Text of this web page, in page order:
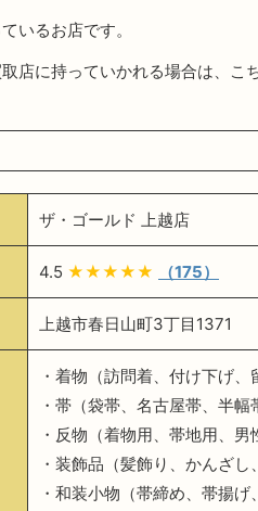
いるお店です。
店に持っていかれる場合は、こ
ザ・ゴールド 上越店
4.5 ★★★★★ （175）
上越市春日山町3丁目1371
・着物（訪問着、付け下げ、
・帯（袋帯、名古屋帯、半幅
・反物（着物用、帯地用、男
・装飾品（髪飾り、かんざし
・和装小物（帯締め、帯揚